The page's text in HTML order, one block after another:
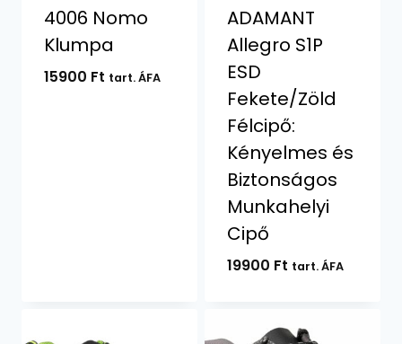
4006 Nomo
Klumpa
15900 Ft tart. ÁFA
ADAMANT
Allegro S1P
ESD
Fekete/Zöld
Félcipő:
Kényelmes és
Biztonságos
Munkahelyi
Cipő
19900 Ft tart. ÁFA